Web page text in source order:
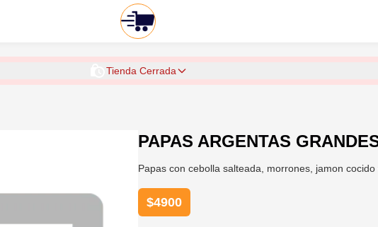
Tienda Cerrada
PAPAS ARGENTAS
Papas con cebolla salteada, morrones, jamon
$4900